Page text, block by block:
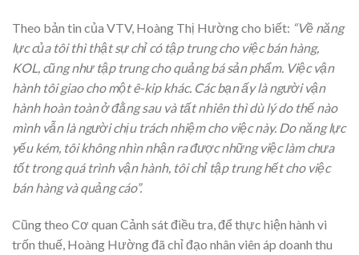
Theo bản tin của VTV, Hoàng Thị Hường cho biết: “Về năng
lực của tôi thì thật sự chỉ có tập trung cho việc bán hàng,
KOL, cũng như tập trung cho quảng bá sản phẩm. Việc vận
hành tôi giao cho một ê-kip khác. Các bạn ấy là người vận
hành hoàn toàn ở đằng sau và tất nhiên thì dù lý do thế nào
mình vẫn là người chịu trách nhiệm cho việc này. Do năng lực
yếu kém, tôi không nhìn nhận ra được những việc làm chưa
tốt trong quá trình vận hành, tôi chỉ tập trung hết cho việc
bán hàng và quảng cáo”.
Cũng theo Cơ quan Cảnh sát điều tra, để thực hiện hành vi
trốn thuế, Hoàng Hường đã chỉ đạo nhân viên áp doanh thu